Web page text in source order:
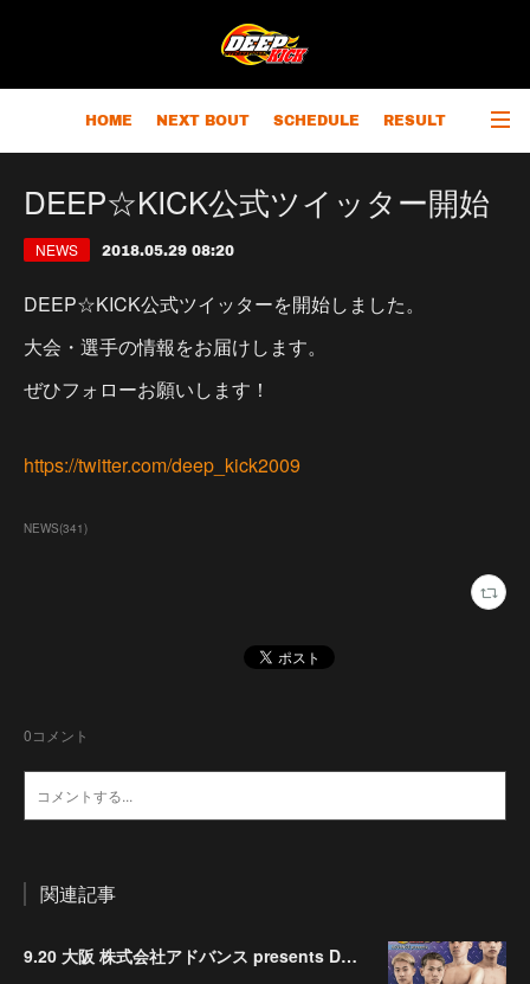
HOME NEXT BOUT SCHEDULE RESULT
DEEP☆KICK公式ツイッター開始
NEWS 2018.05.29 08:20
DEEP☆KICK公式ツイッターを開始しました。
大会・選手の情報をお届けします。
ぜひフォローお願いします！
https://twitter.com/deep_kick2009
NEWS(341)
0コメント
関連記事
9.20 大阪 株式会社アドバンス presents DEEP☆KICK 79･80 7月の準決勝を勝ち抜いた6名による-53kg･-65kg･QUEEN-46kgと3つの王座決定戦の開催が決定！